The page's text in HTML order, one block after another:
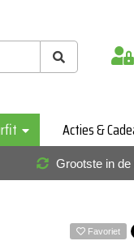
Acties &
Grootste in de
Favoriet